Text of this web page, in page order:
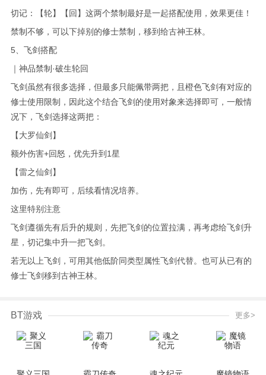
切记：【轮】【回】这两个禁制最好是一起搭配使用，效果更佳！
禁制不够，可以下掉别的修士禁制，移到给古神王林。
5、飞剑搭配
｜神品禁制·破生轮回
飞剑虽然有很多选择，但最多只能佩带两把，且橙色飞剑有对应的
修士使用限制，因此这个结合飞剑的使用对象来选择即可，一般情
况下，飞剑选择这两把：
【大罗仙剑】
额外伤害+回怒，优先升到1星
【雷之仙剑】
加伤，先有即可，后续看情况培养。
这里特别注意
飞剑遵循先有后升的规则，先把飞剑的位置拉满，再考虑给飞剑升
星，切记集中升一把飞剑。
若无以上飞剑，可用其他低阶同类型属性飞剑代替。也可从已有的
修士飞剑移到古神王林。
BT游戏 更多>